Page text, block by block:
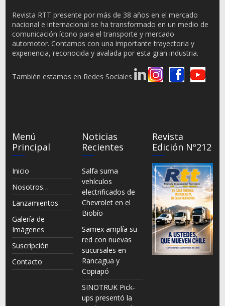
Revista RTT presente por más de 38 años en el mercado
nacional e internacional se ha transformado en un medio de
comunicación ícono para el transporte y mercado
automotor. Contamos con una importante trayectoria y
experiencia, reconocida y avalada por esta gran industria.
También estamos en Redes Sociales
Menú
Principal
Inicio
Nosotros…
Lanzamientos
Galería de
Imágenes
Suscripción
Contacto
Noticias
Recientes
Salfa suma
vehículos
electrificados de
Chevrolet en el
Biobío
Samex amplía su
red con nuevas
sucursales en
Rancagua y
Copiapó
SINOTRUK Pick-
ups presentó la
Revista
Edición Nº212